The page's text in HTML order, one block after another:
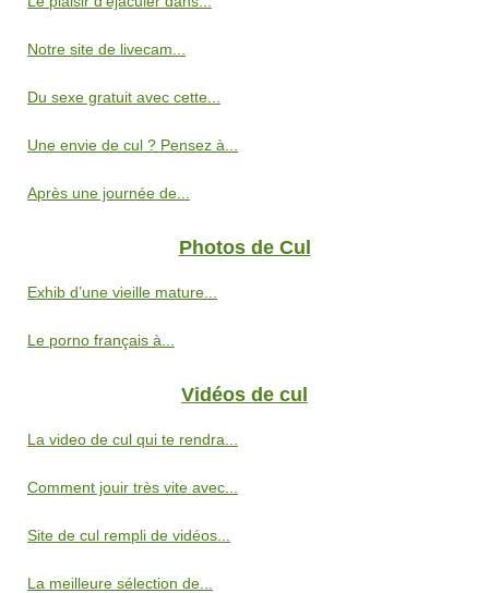
Notre site de livecam...
Du sexe gratuit avec cette...
Une envie de cul ? Pensez à...
Après une journée de...
Photos de Cul
Exhib d’une vieille mature...
Le porno français à...
Vidéos de cul
La video de cul qui te rendra...
Comment jouir très vite avec...
Site de cul rempli de vidéos...
La meilleure sélection de...